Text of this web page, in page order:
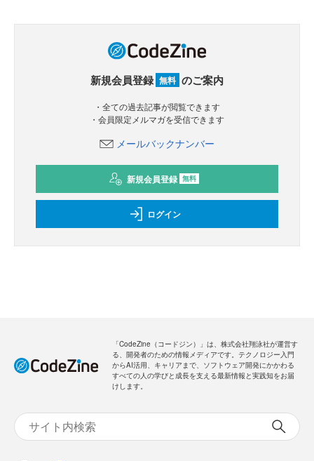
新規会員登録 無料 のご案内
・全ての過去記事が閲覧できます
・会員限定メルマガを受信できます
メールバックナンバー
新規会員登録 無料
ログイン
「CodeZine（コードジン）」は、株式会社翔泳社が運営す
る、開発者のための情報メディアです。テクノロジー入門
からAI活用、キャリアまで、ソフトウェア開発にかかわる
すべての人の学びと成長を支える最新情報と実践知をお届
けします。